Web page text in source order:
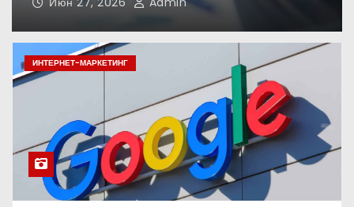
влияет на продажи
Как повысить
эффективность SEO-
продвижения Как повысить
эффективность SEO-
продвижения в 2026 году
Как собрать сайт-визитку в
Figma без опыта
ИНТЕРНЕТ-МАРКЕТИНГ